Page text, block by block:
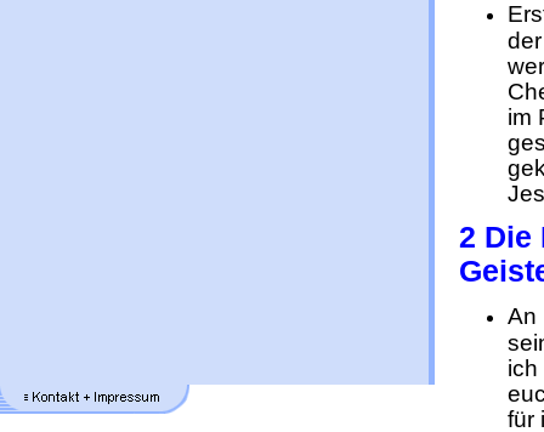
im
2 Die
An
ich
für